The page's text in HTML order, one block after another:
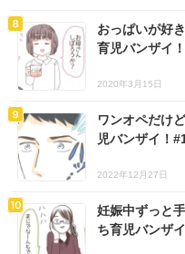
おっぱいが好
育児バンザイ
2020年3月15日
ワンオペだけ
児バンザイ！
2022年12月27日
妊娠中ずっと
ち育児バンザ